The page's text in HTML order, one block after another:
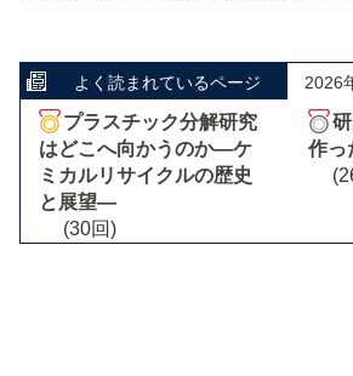
よく読まれているページ 2026
プラスチック分解研究
はどこへ向かうのか―ケ
ミカルリサイクルの歴史
と展望―
(30回)
作っ